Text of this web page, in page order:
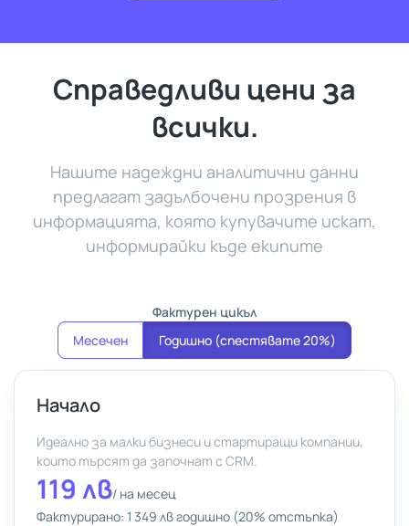
Справедливи цени за
всички.
Нашите надеждни аналитични данни
предлагат задълбочени прозрения в
информацията, която купувачите искат,
информирайки къде екипите
Фактурен цикъл
Месечен
Годишно (спестявате 20%)
Начало
Идеално за малки бизнеси и стартиращи компании,
които търсят да започнат с CRM.
119 лв/ на месец
Фактурирано: 1 349 лв годишно (20% отстъпка)